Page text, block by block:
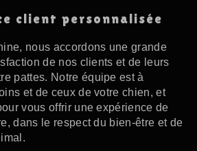
client personnalisée
nous accordons une grande
de nos clients et de leurs
pattes. Notre équipe est à
et de ceux de votre chien, et
vous offrir une expérience de
dans le respect du bien-être et de